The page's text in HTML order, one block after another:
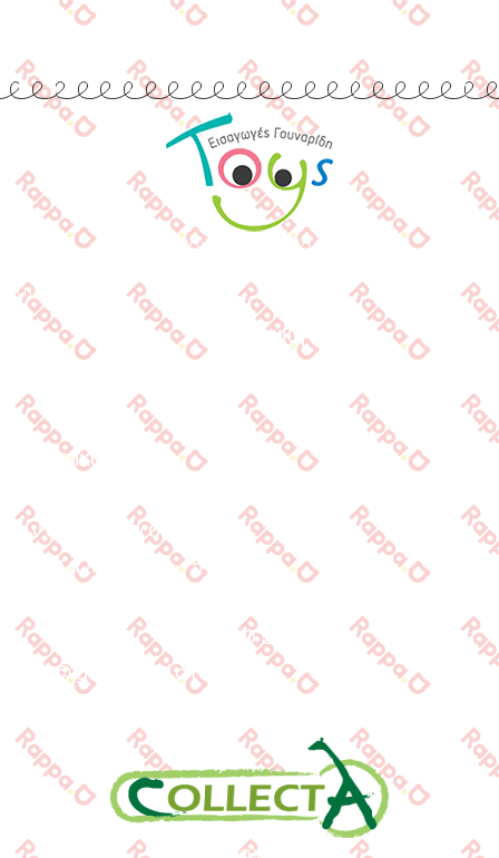
Εισαγωγές Παιχνιδιών
Quick Links
Αρχική
Τράπεζες
Επικοινωνία
Ιωνος Δραγούμη 14
Θεσσαλονίκη · 54624
+30 2310 551560
info@gounaridis.com
www.rappa.gr